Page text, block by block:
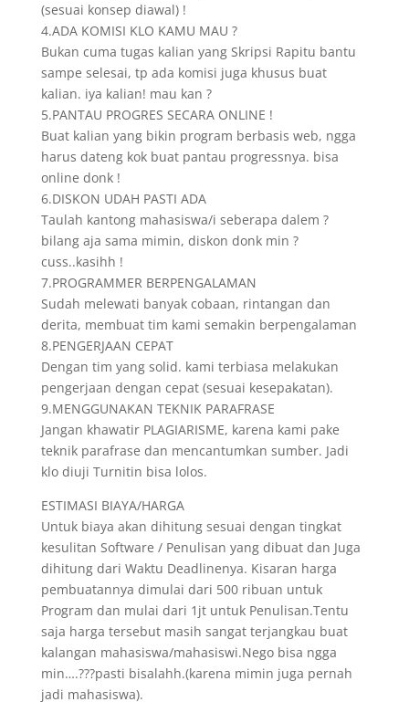
(sesuai konsep diawal) !
4.ADA KOMISI KLO KAMU MAU ?
Bukan cuma tugas kalian yang Skripsi Rapitu bantu
sampe selesai, tp ada komisi juga khusus buat
kalian. iya kalian! mau kan ?
5.PANTAU PROGRES SECARA ONLINE !
Buat kalian yang bikin program berbasis web, ngga
harus dateng kok buat pantau progressnya. bisa
online donk !
6.DISKON UDAH PASTI ADA
Taulah kantong mahasiswa/i seberapa dalem ?
bilang aja sama mimin, diskon donk min ?
cuss..kasihh !
7.PROGRAMMER BERPENGALAMAN
Sudah melewati banyak cobaan, rintangan dan
derita, membuat tim kami semakin berpengalaman
8.PENGERJAAN CEPAT
Dengan tim yang solid. kami terbiasa melakukan
pengerjaan dengan cepat (sesuai kesepakatan).
9.MENGGUNAKAN TEKNIK PARAFRASE
Jangan khawatir PLAGIARISME, karena kami pake
teknik parafrase dan mencantumkan sumber. Jadi
klo diuji Turnitin bisa lolos.
ESTIMASI BIAYA/HARGA
Untuk biaya akan dihitung sesuai dengan tingkat
kesulitan Software / Penulisan yang dibuat dan Juga
dihitung dari Waktu Deadlinenya. Kisaran harga
pembuatannya dimulai dari 500 ribuan untuk
Program dan mulai dari 1jt untuk Penulisan.Tentu
saja harga tersebut masih sangat terjangkau buat
kalangan mahasiswa/mahasiswi.Nego bisa ngga
min….???pasti bisalahh.(karena mimin juga pernah
jadi mahasiswa).